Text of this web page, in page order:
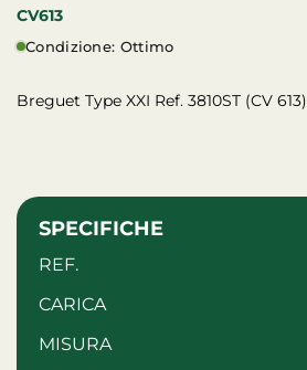
CV613
Condizione: Ottimo
Breguet Type XXI Ref. 3810ST (CV 613)
SPECIFICHE
REF.
CARICA
MISURA